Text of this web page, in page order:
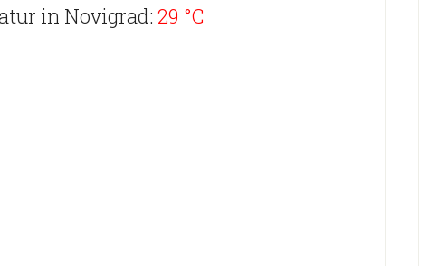
in Novigrad: 29 °C